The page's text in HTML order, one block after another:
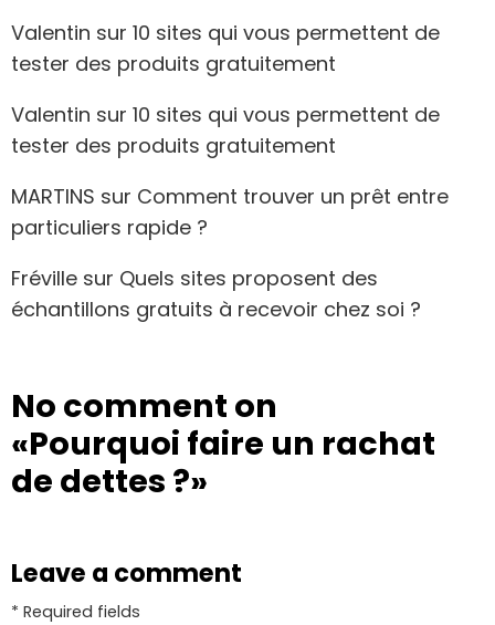
Valentin sur 10 sites qui vous permettent de
tester des produits gratuitement
Valentin sur 10 sites qui vous permettent de
tester des produits gratuitement
MARTINS sur Comment trouver un prêt entre
particuliers rapide ?
Fréville sur Quels sites proposent des
échantillons gratuits à recevoir chez soi ?
No comment on
«Pourquoi faire un rachat
de dettes ?»
Leave a comment
* Required fields